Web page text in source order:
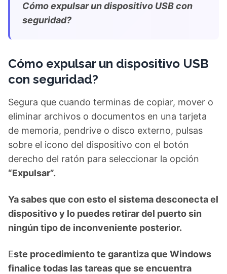
Cómo expulsar un dispositivo USB con
seguridad?
Cómo expulsar un dispositivo USB
con seguridad?
Segura que cuando terminas de copiar, mover o
eliminar archivos o documentos en una tarjeta
de memoria, pendrive o disco externo, pulsas
sobre el icono del dispositivo con el botón
derecho del ratón para seleccionar la opción
“Expulsar”.
Ya sabes que con esto el sistema desconecta el
dispositivo y lo puedes retirar del puerto sin
ningún tipo de inconveniente posterior.
Este procedimiento te garantiza que Windows
finalice todas las tareas que se encuentra